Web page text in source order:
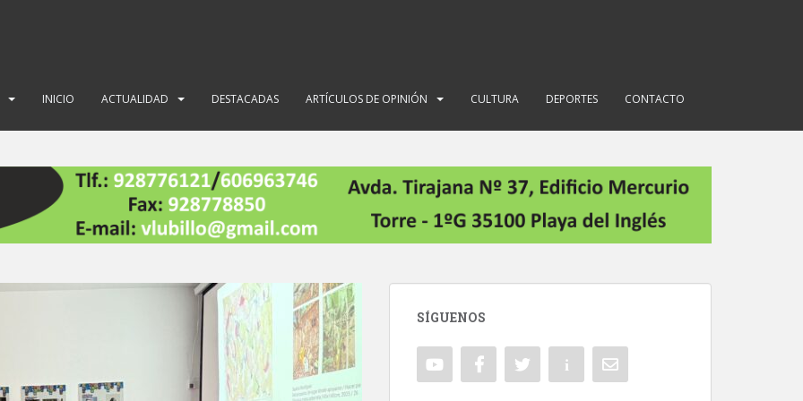
INICIO ACTUALIDAD DESTACADAS ARTÍCULOS DE OPINIÓN CULTURA DEPORTES CONTACTO
SÍGUENOS